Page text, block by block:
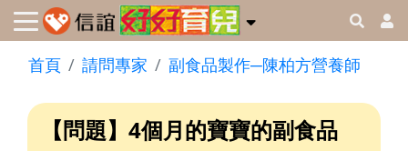
首頁 請問專家 副食品製作─陳柏方營養師
【問題】4個月的寶寶的副食品